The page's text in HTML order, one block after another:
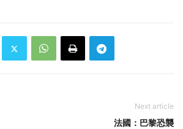
Next article
法國：巴黎恐襲